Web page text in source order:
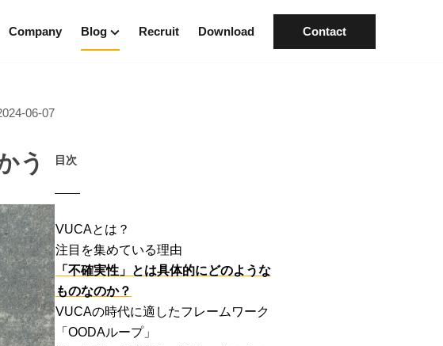
Company Blog
ビジネス／カルチャー
Recruit Download Contact
06-07
う 目次
VUCAとは？
注目を集めている理由
「不確実性」とは具体的にどのような
ものなのか？
VUCAの時代に適したフレームワーク
「OODAループ」